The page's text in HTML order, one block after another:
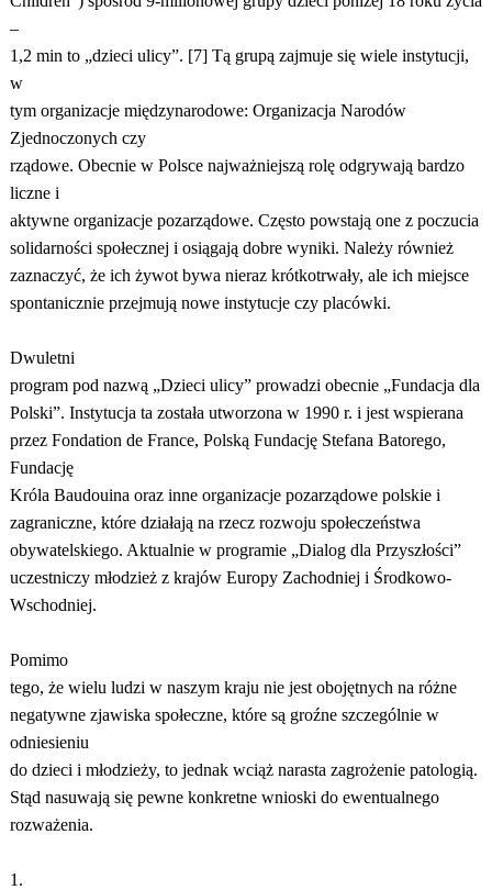
–
1,2 min to „dzieci ulicy”. [7] Tą grupą zajmuje się wiele instytucji,
w
tym organizacje międzynarodowe: Organizacja Narodów
Zjednoczonych czy
rządowe. Obecnie w Polsce najważniejszą rolę odgrywają bardzo
liczne i
aktywne organizacje pozarządowe. Często powstają one z poczucia
solidarności społecznej i osiągają dobre wyniki. Należy również
zaznaczyć, że ich żywot bywa nieraz krótkotrwały, ale ich miejsce
spontanicznie przejmują nowe instytucje czy placówki.
Dwuletni
program pod nazwą „Dzieci ulicy” prowadzi obecnie „Fundacja dla
Polski”. Instytucja ta została utworzona w 1990 r. i jest wspierana
przez Fondation de France, Polską Fundację Stefana Batorego,
Fundację
Króla Baudouina oraz inne organizacje pozarządowe polskie i
zagraniczne, które działają na rzecz rozwoju społeczeństwa
obywatelskiego. Aktualnie w programie „Dialog dla Przyszłości”
uczestniczy młodzież z krajów Europy Zachodniej i Środkowo-
Wschodniej.
Pomimo
tego, że wielu ludzi w naszym kraju nie jest obojętnych na różne
negatywne zjawiska społeczne, które są groźne szczególnie w
odniesieniu
do dzieci i młodzieży, to jednak wciąż narasta zagrożenie patologią.
Stąd nasuwają się pewne konkretne wnioski do ewentualnego
rozważenia.
1.